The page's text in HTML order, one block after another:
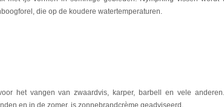
die op de koudere watertemperaturen.
het vangen van zwaardvis, karper, barbell en vele
en in de zomer, is zonnebrandcrème geadviseerd.